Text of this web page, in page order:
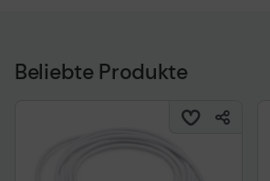
Beliebte Produkte